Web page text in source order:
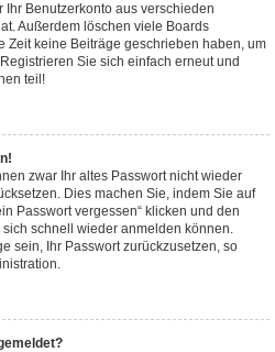
Ihr Benutzerkonto aus verschieden
Außerdem löschen viele Boards
Zeit keine Beiträge geschrieben haben, um
Sie sich einfach erneut und
teil!
zwar Ihr altes Passwort nicht wieder
Dies machen Sie, indem Sie auf
Passwort vergessen“ klicken und den
schnell wieder anmelden können.
sein, Ihr Passwort zurückzusetzen, so